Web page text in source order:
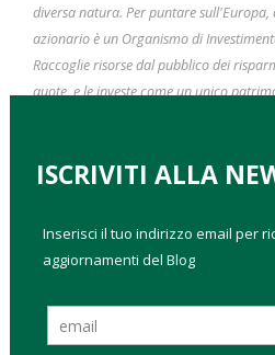
diversa natura. Per puntare
azionario è un Organismo di
Raccoglie risorse dal pubblico dei
quote, e le investe come un unico
ISCRIVITI ALLA
Inserisci il tuo indirizzo email per
aggiornamenti del Blog